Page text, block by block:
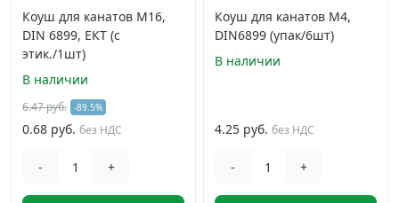
Коуш для канатов M16,
DIN 6899, ЕКТ (с
этик./1шт)
В наличии
6.47 руб. -89.5%
0.68 руб. без НДС
- +
Коуш для канатов М4,
DIN6899 (упак/6шт)
В наличии
4.25 руб. без НДС
- +